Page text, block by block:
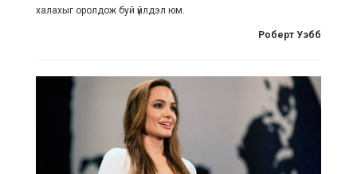
халахыг оролдож буй үйлдэл юм.
Роберт Уэбб